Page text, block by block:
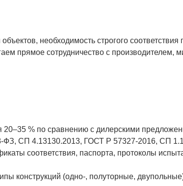
необходимость строгого
прямое сотрудничество с производителем,
20–35 % по сравнению с дилерскими
СП 4.13130.2013, ГОСТ Р 57327-2016, СП
соответствия, паспорта, протоколы
конструкций (одно-, полуторные,